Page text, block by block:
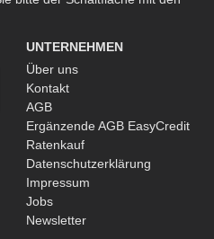
UNTERNEHMEN
Über uns
Kontakt
AGB
Ergänzende AGB EasyCredit
Ratenkauf
Datenschutzerklärung
Impressum
Jobs
Newsletter